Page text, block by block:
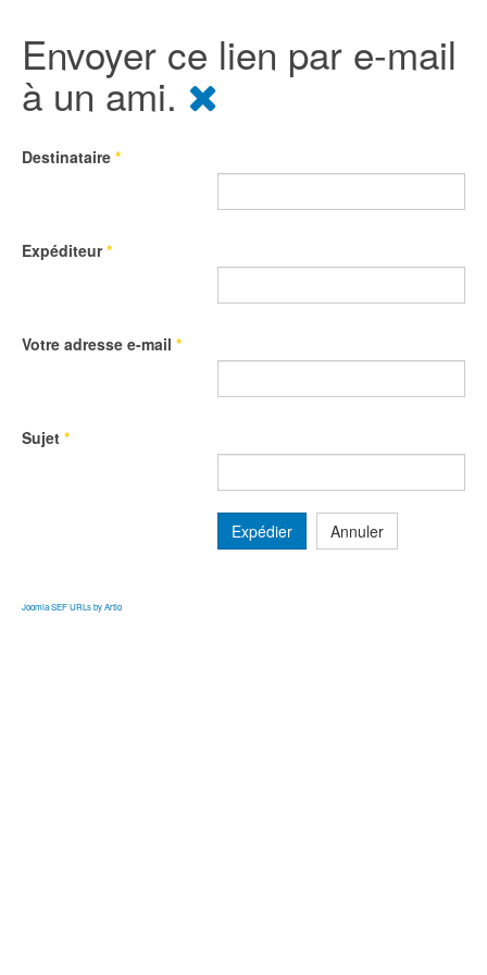
Envoyer ce lien par e-mail
à un ami.
Destinataire *
Expéditeur*
Votre adresse e-mail *
Sujet *
Expédier Annuler
Joomla SEF URLs by Artio